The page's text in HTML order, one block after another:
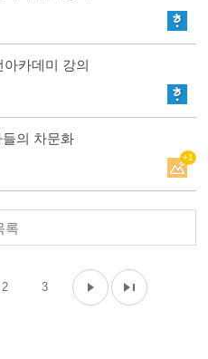
아카데미 강의
의 차문화
+1
록
2 3